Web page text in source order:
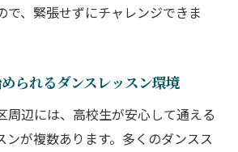
K-POPダンスレッスンの楽しみ
スレッスンで初心者も安心なポ
で、緊張せずにチャレンジできま
られるダンスレッスン環境
周辺には、高校生が安心して通える
ンが複数あります。多くのダンスス